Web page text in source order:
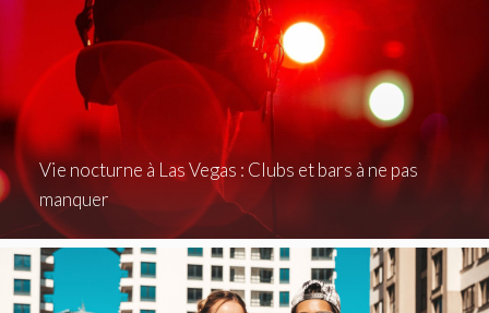
Vie nocturne à Las Vegas : Clubs et bars à ne pas
manquer